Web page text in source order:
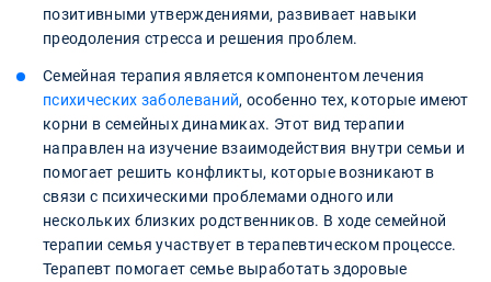
позитивными утверждениями, развивает навыки
преодоления стресса и решения проблем.
Семейная терапия является компонентом лечения
психических заболеваний, особенно тех, которые имеют
корни в семейных динамиках. Этот вид терапии
направлен на изучение взаимодействия внутри семьи и
помогает решить конфликты, которые возникают в
связи с психическими проблемами одного или
нескольких близких родственников. В ходе семейной
терапии семья участвует в терапевтическом процессе.
Терапевт помогает семье выработать здоровые